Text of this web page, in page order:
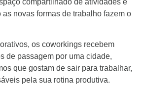
as novas formas de trabalho fazem o
os coworkings recebem
de passagem por uma cidade,
que gostam de sair para trabalhar,
pela sua rotina produtiva.